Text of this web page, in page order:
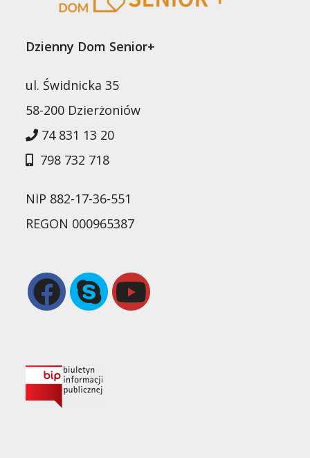
Dzienny Dom Senior+
ul. Świdnicka 35
58-200 Dzierżoniów
74 831 13 20
798 732 718
NIP 882-17-36-551
REGON 000965387
a
new
your
application